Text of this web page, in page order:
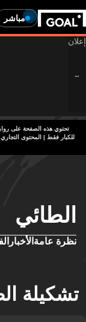
مباشر
هذه الصفحة على روابط عند
التجاري | تُطبق الشروط والأحكام | العب بمسؤولية
عامةالأخبار